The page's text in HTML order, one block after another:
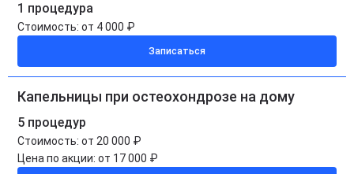
1 процедура
Стоимость: от 4 000 ₽
Записаться
Капельницы при остеохондрозе на дому
5 процедур
Стоимость: от 20 000 ₽
Цена по акции: от 17 000 ₽